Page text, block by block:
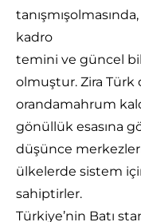
kadro
temini ve güncel
olmuştur. Zira Türk
orandamahrum
gönüllük esasına
düşünce
ülkelerde sistem
sahiptirler.
Türkiye’nin Batı